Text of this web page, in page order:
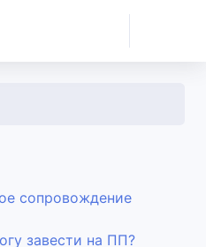
сопровождение
завести на ПП?